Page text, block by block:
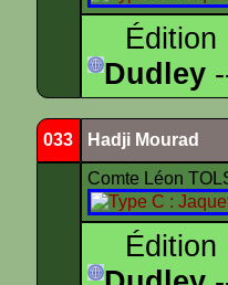
Édition
Dudley
033 Hadji Mourad
Comte Léon
Édition